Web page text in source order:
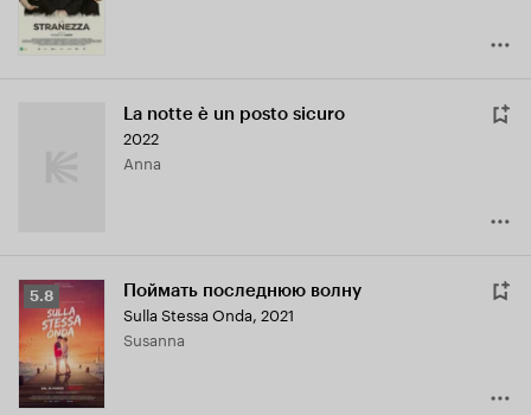
La notte è un posto sicuro
2022
Anna
Рейтинг
Кинопоиска
5.8
5.8 Поймать последнюю волну
Sulla Stessa Onda, 2021
Susanna